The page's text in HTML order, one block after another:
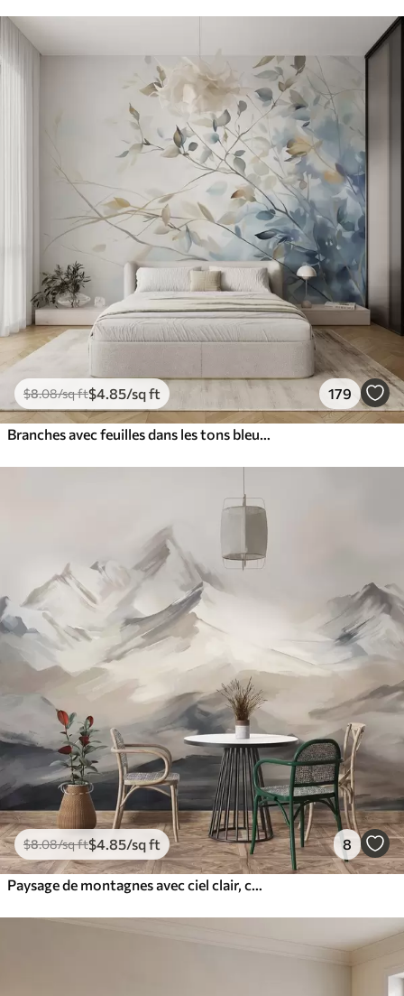
$8.08/sq ft$4 .85/sq ft 179
$8.08/sq ft$4 .85/sq ft 8